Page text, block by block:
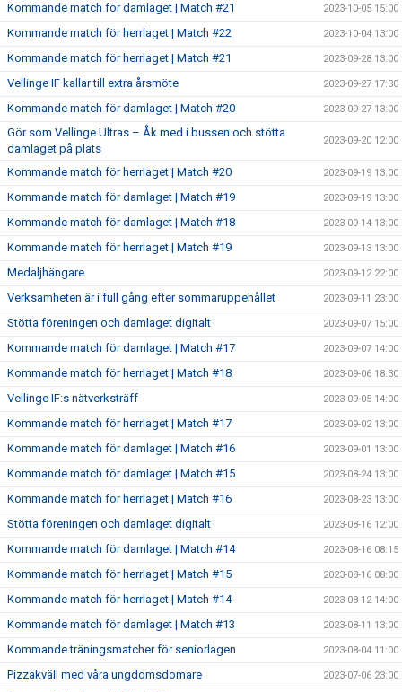
Kommande match för damlaget | Match #21 2023-10-05 15:00
Kommande match för herrlaget | Match #22 2023-10-04 13:00
Kommande match för herrlaget | Match #21 2023-09-28 13:00
Vellinge IF kallar till extra årsmöte 2023-09-27 17:30
Kommande match för damlaget | Match #20 2023-09-27 13:00
Gör som Vellinge Ultras – Åk med i bussen och stötta
damlaget på plats
2023-09-20 12:00
Kommande match för herrlaget | Match #20 2023-09-19 13:00
Kommande match för damlaget | Match #19 2023-09-19 13:00
Kommande match för damlaget | Match #18 2023-09-14 13:00
Kommande match för herrlaget | Match #19 2023-09-13 13:00
Medaljhängare 2023-09-12 22:00
Verksamheten är i full gång efter sommaruppehållet 2023-09-11 23:00
Stötta föreningen och damlaget digitalt 2023-09-07 15:00
Kommande match för damlaget | Match #17 2023-09-07 14:00
Kommande match för herrlaget | Match #18 2023-09-06 18:30
Vellinge IF:s nätverksträff 2023-09-05 14:00
Kommande match för herrlaget | Match #17 2023-09-02 13:00
Kommande match för damlaget | Match #16 2023-09-01 13:00
Kommande match för damlaget | Match #15 2023-08-24 13:00
Kommande match för herrlaget | Match #16 2023-08-23 13:00
Stötta föreningen och damlaget digitalt 2023-08-16 12:00
Kommande match för damlaget | Match #14 2023-08-16 08:15
Kommande match för herrlaget | Match #15 2023-08-16 08:00
Kommande match för herrlaget | Match #14 2023-08-12 14:00
Kommande match för damlaget | Match #13 2023-08-11 13:00
Kommande träningsmatcher för seniorlagen 2023-08-04 11:00
Pizzakväll med våra ungdomsdomare 2023-07-06 23:00